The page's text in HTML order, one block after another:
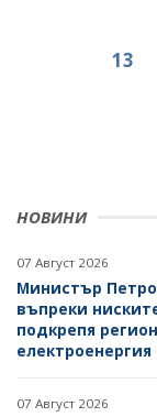
НОВИНИ
07 Август 2026
Министър
въпреки
подкрепя
електроенергия
07 Август 2026
13